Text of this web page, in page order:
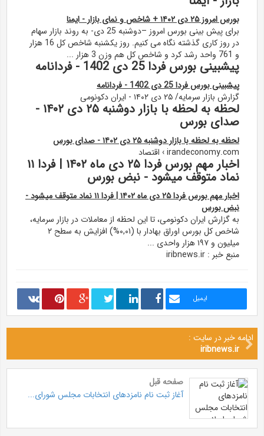
بورس امروز ۲۵ دی ۱۴۰۲ + شاخص و نمای بازار - ایمنا
برای پیش بینی بورس امروز –دوشنبه 25 دی- به روند بازار سهام
در روز کاری گذشته نگاه می کنیم. روز یکشنبه شاخص کل 16 هزار
و 761 واحد رشد کرد و شاخص کل هم وزن 3 هزار ...
پیشبینی بورس فردا 25 دی 1402 - فردانامه
پیشبینی بورس فردا 25 دی 1402 - فردانامه
گزارش بازار سرمایه/ ۲۵ دی ۱۴۰۲ - ایران دکونومی
لحظه به لحظه با بازار دوشنبه ۲۵ دی ۱۴۰۲ -
صدای بورس
لحظه به لحظه با بازار دوشنبه ۲۵ دی ۱۴۰۲ - صدای بورس
irandeconomy.com › اقتصاد
اخبار مهم بورس فردا ۲۵ دی ماه ۱۴۰۲ | فردا ۱۱
نماد متوقف میشود - نبض بورس
اخبار مهم بورس فردا ۲۵ دی ماه ۱۴۰۲ | فردا ۱۱ نماد متوقف میشود -
نبض بورس
به گزارش ایران دکونومی، تا این لحظه از معاملات در بازار سرمایه،
شاخص کل بورس اوراق بهادار با (۰,۰۱%) افزایش به سطح ۲
میلیون و ۱۹۷ هزار واحدی ...
منبع خبر : iribnews.ir
ایمیل
ادامه خبر در سایت :
iribnews.ir
صفحه قبل
آغاز ثبت نام نامزدهای انتخابات مجلس شورای...